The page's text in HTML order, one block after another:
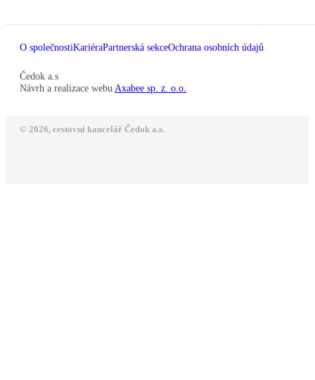
O společnostiKariéraPartnerská sekceOchrana osobních údajů
Čedok a.s
Návrh a realizace webu Axabee sp. z. o.o.
© 2026, cestovní kancelář Čedok a.s.